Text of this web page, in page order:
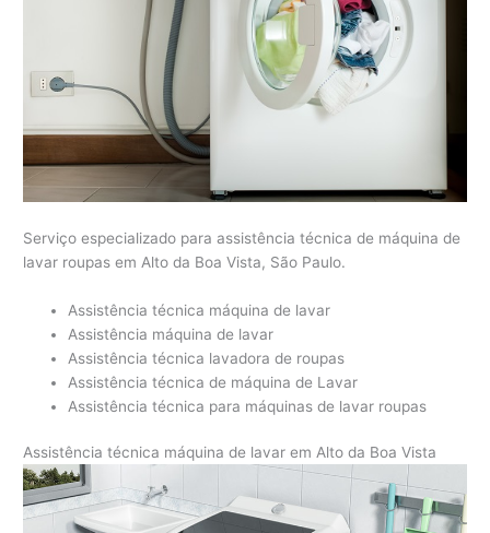
Serviço especializado para assistência técnica de máquina de
lavar roupas em Alto da Boa Vista, São Paulo.
Assistência técnica máquina de lavar
Assistência máquina de lavar
Assistência técnica lavadora de roupas
Assistência técnica de máquina de Lavar
Assistência técnica para máquinas de lavar roupas
Assistência técnica máquina de lavar em Alto da Boa Vista